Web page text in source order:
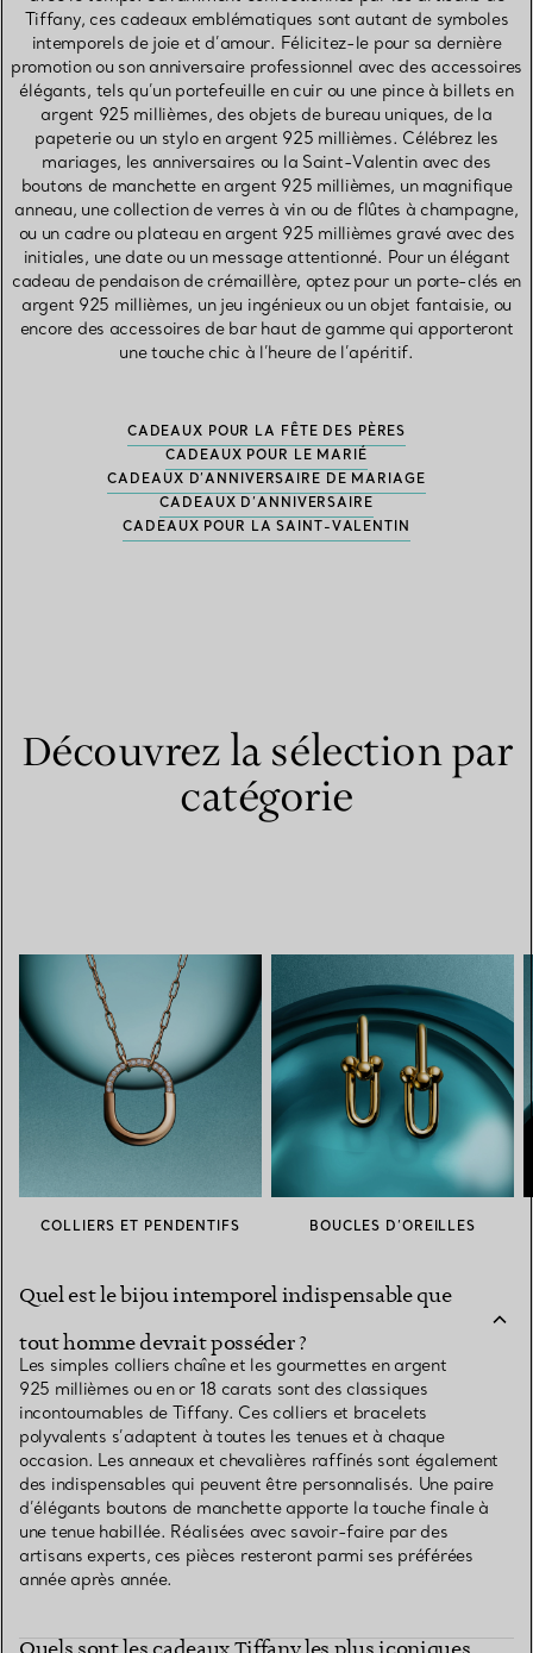
Tiffany, ces cadeaux emblématiques sont autant de symboles
intemporels de joie et d’amour. Félicitez-le pour sa dernière
promotion ou son anniversaire professionnel avec des accessoires
élégants, tels qu’un portefeuille en cuir ou une pince à billets en
argent 925 millièmes, des objets de bureau uniques, de la
papeterie ou un stylo en argent 925 millièmes. Célébrez les
mariages, les anniversaires ou la Saint-Valentin avec des
boutons de manchette en argent 925 millièmes, un magnifique
anneau, une collection de verres à vin ou de flûtes à champagne,
ou un cadre ou plateau en argent 925 millièmes gravé avec des
initiales, une date ou un message attentionné. Pour un élégant
cadeau de pendaison de crémaillère, optez pour un porte-clés en
argent 925 millièmes, un jeu ingénieux ou un objet fantaisie, ou
encore des accessoires de bar haut de gamme qui apporteront
une touche chic à l’heure de l’apéritif.
CADEAUX POUR LA FÊTE DES PÈRES
CADEAUX POUR LE MARIÉ
CADEAUX D’ANNIVERSAIRE DE MARIAGE
CADEAUX D’ANNIVERSAIRE
CADEAUX POUR LA SAINT-VALENTIN
Découvrez la sélection par
catégorie
COLLIERS ET PENDENTIFS BOUCLES D’OREILLES
Quel est le bijou intemporel indispensable que
tout homme devrait posséder ?
Les simples colliers chaîne et les gourmettes en argent
925 millièmes ou en or 18 carats sont des classiques
incontournables de Tiffany. Ces colliers et bracelets
polyvalents s’adaptent à toutes les tenues et à chaque
occasion. Les anneaux et chevalières raffinés sont également
des indispensables qui peuvent être personnalisés. Une paire
d’élégants boutons de manchette apporte la touche finale à
une tenue habillée. Réalisées avec savoir-faire par des
artisans experts, ces pièces resteront parmi ses préférées
année après année.